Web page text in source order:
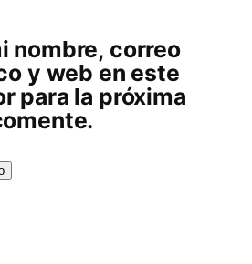
nombre, correo
y web en este
para la próxima